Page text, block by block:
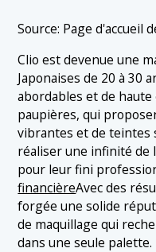
Source: Page d'accueil
Clio est devenue une
Japonaises de 20 à 30
abordables et de
paupières, qui
vibrantes et de
réaliser une infinité de
pour leur fini
financièreAvec des
forgée une solide
de maquillage qui
dans une seule palette.